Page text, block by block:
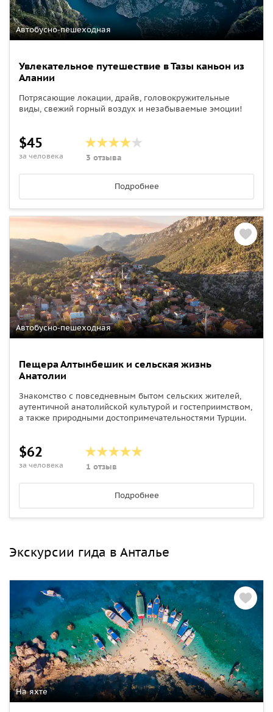
Автобусно-пешеходная
Увлекательное путешествие в Тазы каньон из
Алании
Потрясающие локации, драйв, головокружительные
виды, свежий горный воздух и незабываемые эмоции!
$45
за человека 3 отзыва
Подробнее
Автобусно-пешеходная
Пещера Алтынбешик и сельская жизнь
Анатолии
Знакомство с повседневным бытом сельских жителей,
аутентичной анатолийской культурой и гостеприимством,
а также природными достопримечательностями Турции.
$62
за человека 1 отзыв
Подробнее
Экскурсии гида в Анталье
На яхте